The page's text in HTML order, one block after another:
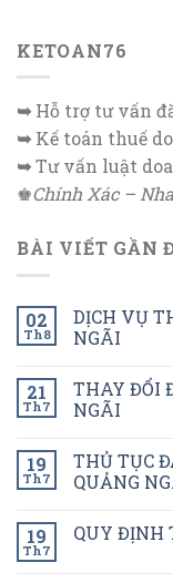
KETOAN76
➥Hỗ trợ tư vấn
➥Kế toán thuế
➥Tư vấn luật
♚Chính Xác –
BÀI VIẾT GẦN
02
Th8
DỊCH VỤ
NGÃI
21
Th7
THAY ĐỔI
NGÃI
19
Th7
THỦ TỤC
QUẢNG
19
Th7
QUY ĐỊNH